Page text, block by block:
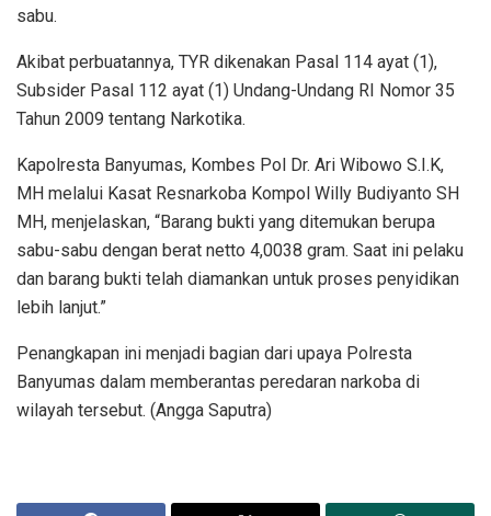
sabu.
Akibat perbuatannya, TYR dikenakan Pasal 114 ayat (1),
Subsider Pasal 112 ayat (1) Undang-Undang RI Nomor 35
Tahun 2009 tentang Narkotika.
Kapolresta Banyumas, Kombes Pol Dr. Ari Wibowo S.I.K,
MH melalui Kasat Resnarkoba Kompol Willy Budiyanto SH
MH, menjelaskan, “Barang bukti yang ditemukan berupa
sabu-sabu dengan berat netto 4,0038 gram. Saat ini pelaku
dan barang bukti telah diamankan untuk proses penyidikan
lebih lanjut.”
Penangkapan ini menjadi bagian dari upaya Polresta
Banyumas dalam memberantas peredaran narkoba di
wilayah tersebut. (Angga Saputra)